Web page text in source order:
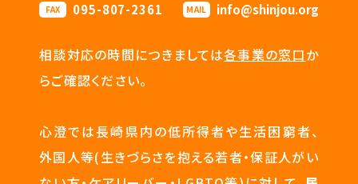
FAX 095-807-2361 MAIL info@shinjou.org
相談対応の時間につきましては各事業の窓口か
らご確認ください。
心澄では長崎県内の低所得者や生活困窮者、
外国人等(生きづらさを抱える若者・保証人がい